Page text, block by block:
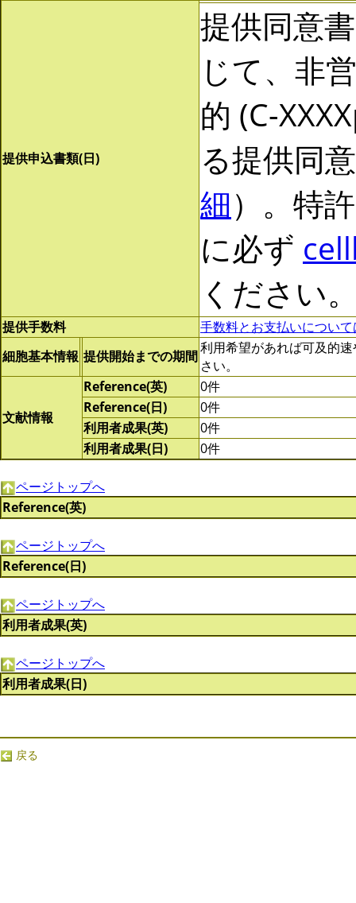
提供申込書類(日)
提供同意
じて、非
的 (C-
る提供同
細）。特
に必ず
ください
提供手数料
手数料とお支払いについ
細胞基本情報 提供開始までの期間利用希望があれば可及的
さい。
文献情報
Reference(英)
0件
Reference(日)
0件
利用者成果(英)
0件
利用者成果(日)
0件
ページトップへ
Reference(英)
ページトップへ
Reference(日)
ページトップへ
利用者成果(英)
ページトップへ
利用者成果(日)
戻る